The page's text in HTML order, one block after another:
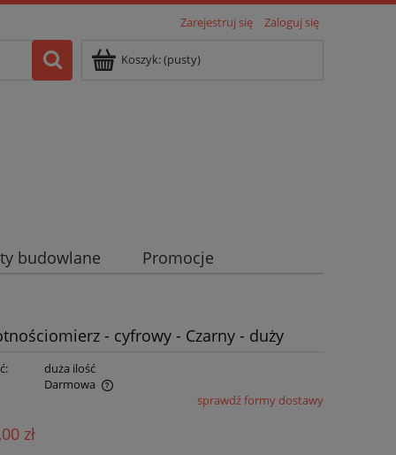
Zarejestruj się Zaloguj się
Koszyk:(pusty)
budowlane
Promocje
- cyfrowy - Czarny - duży
duża ilość
Darmowa
sprawdź formy dostawy
zł